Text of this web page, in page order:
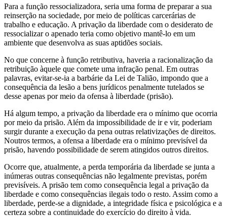
Para a função ressocializadora, seria uma forma de preparar a sua
reinserção na sociedade, por meio de políticas carcerárias de
trabalho e educação. A privação da liberdade com o desiderato de
ressocializar o apenado teria como objetivo mantê-lo em um
ambiente que desenvolva as suas aptidões sociais.
No que concerne à função retributiva, haveria a racionalização da
retribuição àquele que comete uma infração penal. Em outras
palavras, evitar-se-ia a barbárie da Lei de Talião, impondo que a
consequência da lesão a bens jurídicos penalmente tutelados se
desse apenas por meio da ofensa à liberdade (prisão).
Há algum tempo, a privação da liberdade era o mínimo que ocorria
por meio da prisão. Além da impossibilidade de ir e vir, poderiam
surgir durante a execução da pena outras relativizações de direitos.
Noutros termos, a ofensa a liberdade era o mínimo previsível da
prisão, havendo possibilidade de serem atingidos outros direitos.
Ocorre que, atualmente, a perda temporária da liberdade se junta a
inúmeras outras consequências não legalmente previstas, porém
previsíveis. A prisão tem como consequência legal a privação da
liberdade e como consequências ilegais todo o resto. Assim como a
liberdade, perde-se a dignidade, a integridade física e psicológica e a
certeza sobre a continuidade do exercício do direito à vida.